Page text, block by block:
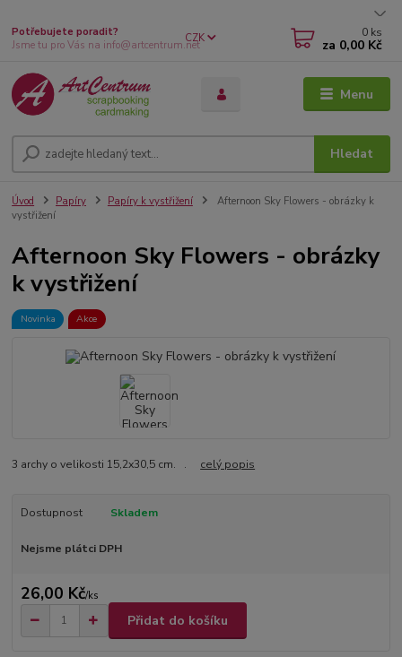
Menu
CZK
Hledat
Potřebujete poradit?
Jsme tu pro Vás na info@artcentrum.net
0 ks
za 0,00 Kč
Úvod Papíry Papíry k vystřižení
Afternoon Sky Flowers - obrázky k
vystřižení
Afternoon Sky Flowers - obrázky
k vystřižení
Novinka Akce
3 archy o velikosti 15,2x30,5 cm. . celý popis
Dostupnost Skladem
Nejsme plátci DPH
26,00 Kč/ks
Přidat do košíku